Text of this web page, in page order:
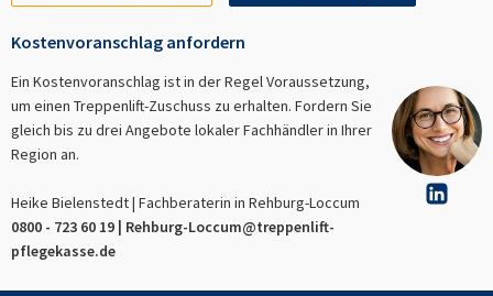
Kostenvoranschlag anfordern
Ein Kostenvoranschlag ist in der Regel Voraussetzung,
um einen Treppenlift-Zuschuss zu erhalten. Fordern Sie
gleich bis zu drei Angebote lokaler Fachhändler in Ihrer
Region an.
Heike Bielenstedt | Fachberaterin in Rehburg-Loccum
0800 - 723 60 19 | Rehburg-Loccum@treppenlift-
pflegekasse.de